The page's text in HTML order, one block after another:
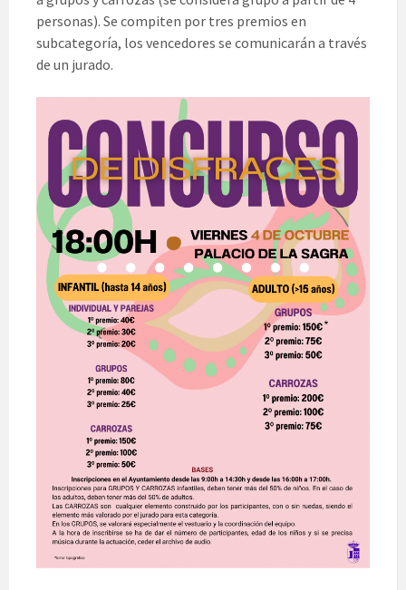
personas). Se compiten por tres premios en
subcategoría, los vencedores se comunicarán a través
de un jurado.